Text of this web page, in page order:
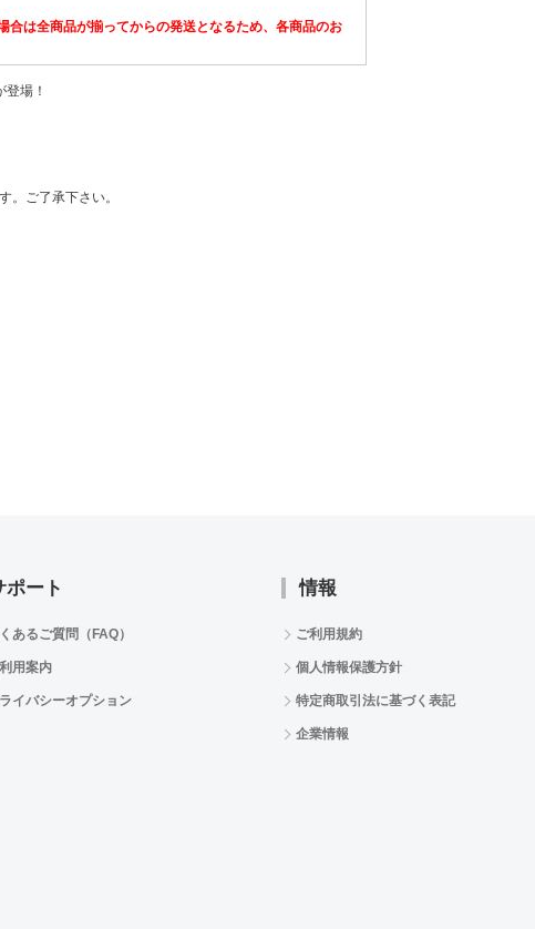
は全商品が揃ってからの発送となるため、各商品のお
場！
。ご了承下さい。
ポート
あるご質問（FAQ）
用案内
イバシーオプション
情報
ご利用規約
個人情報保護方針
特定商取引法に基づく表記
企業情報